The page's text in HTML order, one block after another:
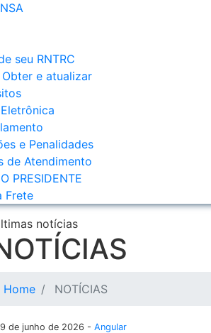
seu RNTRC
e atualizar
e Penalidades
de Atendimento
PRESIDENTE
Frete
notícias
Home NOTÍCIAS
de junho de 2026 - Angular